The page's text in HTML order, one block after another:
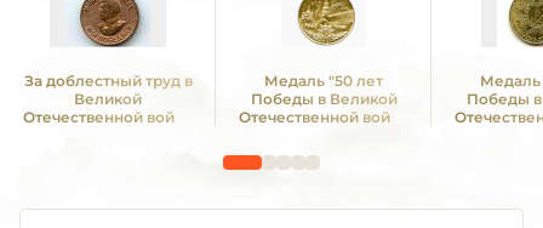
За доблестный труд в
Великой
Отечественной войне
Медаль "50 лет
Победы в Великой
Отечественной войне
Медаль
Победы